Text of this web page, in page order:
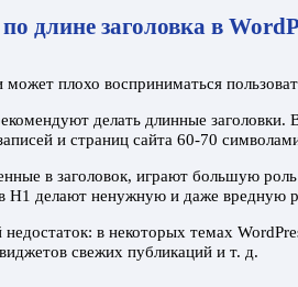
длине заголовка в
может плохо восприниматься
делать длинные
и страниц сайта 60-70
в заголовок, играют большую
H1 делают ненужную и даже вредную
в некоторых темах
свежих публикаций и т. д.